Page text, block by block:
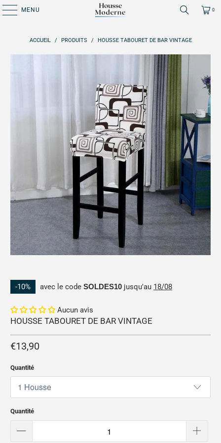
MENU 0
ACCUEIL / PRODUITS / HOUSSE TABOURET DE BAR VINTAGE
-10% avec le codeSOLDES10 jusqu'au 18/08
Aucun avis
HOUSSE TABOURET DE BAR VINTAGE
€13,90
Quantité
Quantité